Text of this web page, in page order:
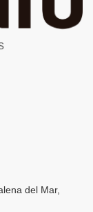
del Mar,